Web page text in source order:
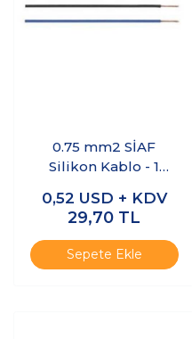
0.75 mm2 SİAF
Silikon Kablo - 1
0,52 USD + KDV
29,70 TL
Sepete Ekle